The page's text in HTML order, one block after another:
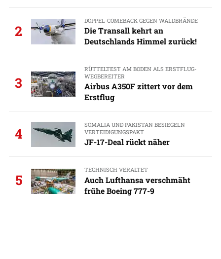
2
DOPPEL-COMEBACK GEGEN WALDBRÄNDE
Die Transall kehrt an
Deutschlands Himmel zurück!
3
RÜTTELTEST AM BODEN ALS ERSTFLUG-
WEGBEREITER
Airbus A350F zittert vor dem
Erstflug
4
SOMALIA UND PAKISTAN BESIEGELN
VERTEIDIGUNGSPAKT
JF-17-Deal rückt näher
5
TECHNISCH VERALTET
Auch Lufthansa verschmäht
frühe Boeing 777-9